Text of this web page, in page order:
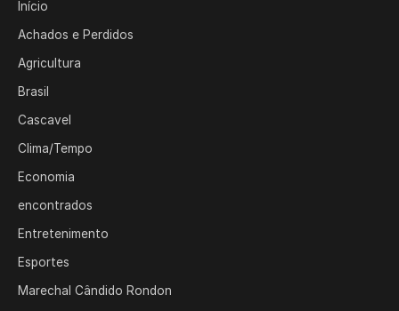
Início
Achados e Perdidos
Agricultura
Brasil
Cascavel
Clima/Tempo
Economia
encontrados
Entretenimento
Esportes
Marechal Cândido Rondon